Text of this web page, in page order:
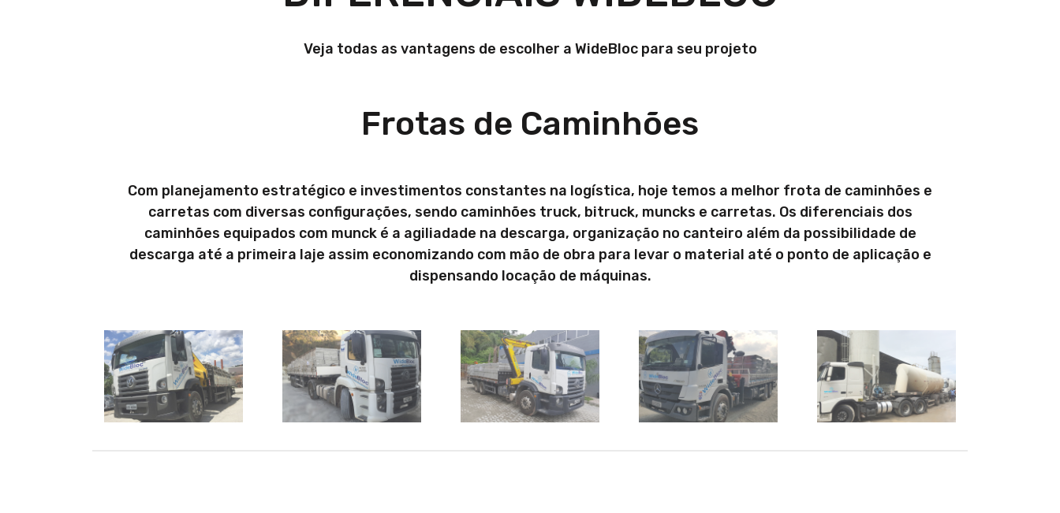
Veja todas as vantagens de escolher a WideBloc para seu projeto
Frotas de Caminhões
Com planejamento estratégico e investimentos constantes na logística, hoje temos a melhor frota de caminhões e
carretas com diversas configurações, sendo caminhões truck, bitruck, muncks e carretas. Os diferenciais dos
caminhões equipados com munck é a agiliadade na descarga, organização no canteiro além da possibilidade de
descarga até a primeira laje assim economizando com mão de obra para levar o material até o ponto de aplicação e
dispensando locação de máquinas.